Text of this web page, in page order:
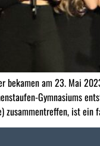
bekamen am 23. Mai
Gymnasiums
zusammentreffen, ist